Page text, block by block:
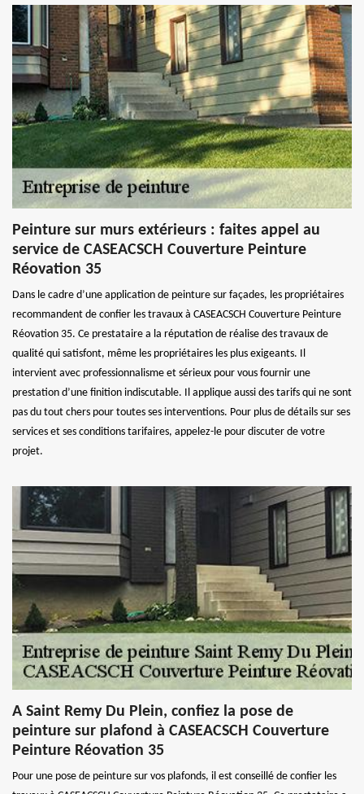
Peinture sur murs extérieurs : faites appel au
service de CASEACSCH Couverture Peinture
Réovation 35
Dans le cadre d’une application de peinture sur façades, les propriétaires
recommandent de confier les travaux à CASEACSCH Couverture Peinture
Réovation 35. Ce prestataire a la réputation de réalise des travaux de
qualité qui satisfont, même les propriétaires les plus exigeants. Il
intervient avec professionnalisme et sérieux pour vous fournir une
prestation d’une finition indiscutable. Il applique aussi des tarifs qui ne sont
pas du tout chers pour toutes ses interventions. Pour plus de détails sur ses
services et ses conditions tarifaires, appelez-le pour discuter de votre
projet.
A Saint Remy Du Plein, confiez la pose de
peinture sur plafond à CASEACSCH Couverture
Peinture Réovation 35
Pour une pose de peinture sur vos plafonds, il est conseillé de confier les